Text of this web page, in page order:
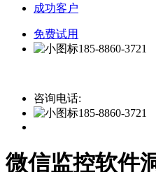
成功客户
免费试用
185-8860-3721
咨询电话:
185-8860-3721
微信监控软件